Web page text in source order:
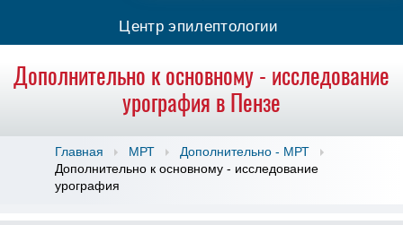
Центр эпилептологии
Дополнительно к основному - исследование
урография в Пензе
Главная МРТ
Дополнительно - МРТ
Дополнительно к основному - исследование
урография